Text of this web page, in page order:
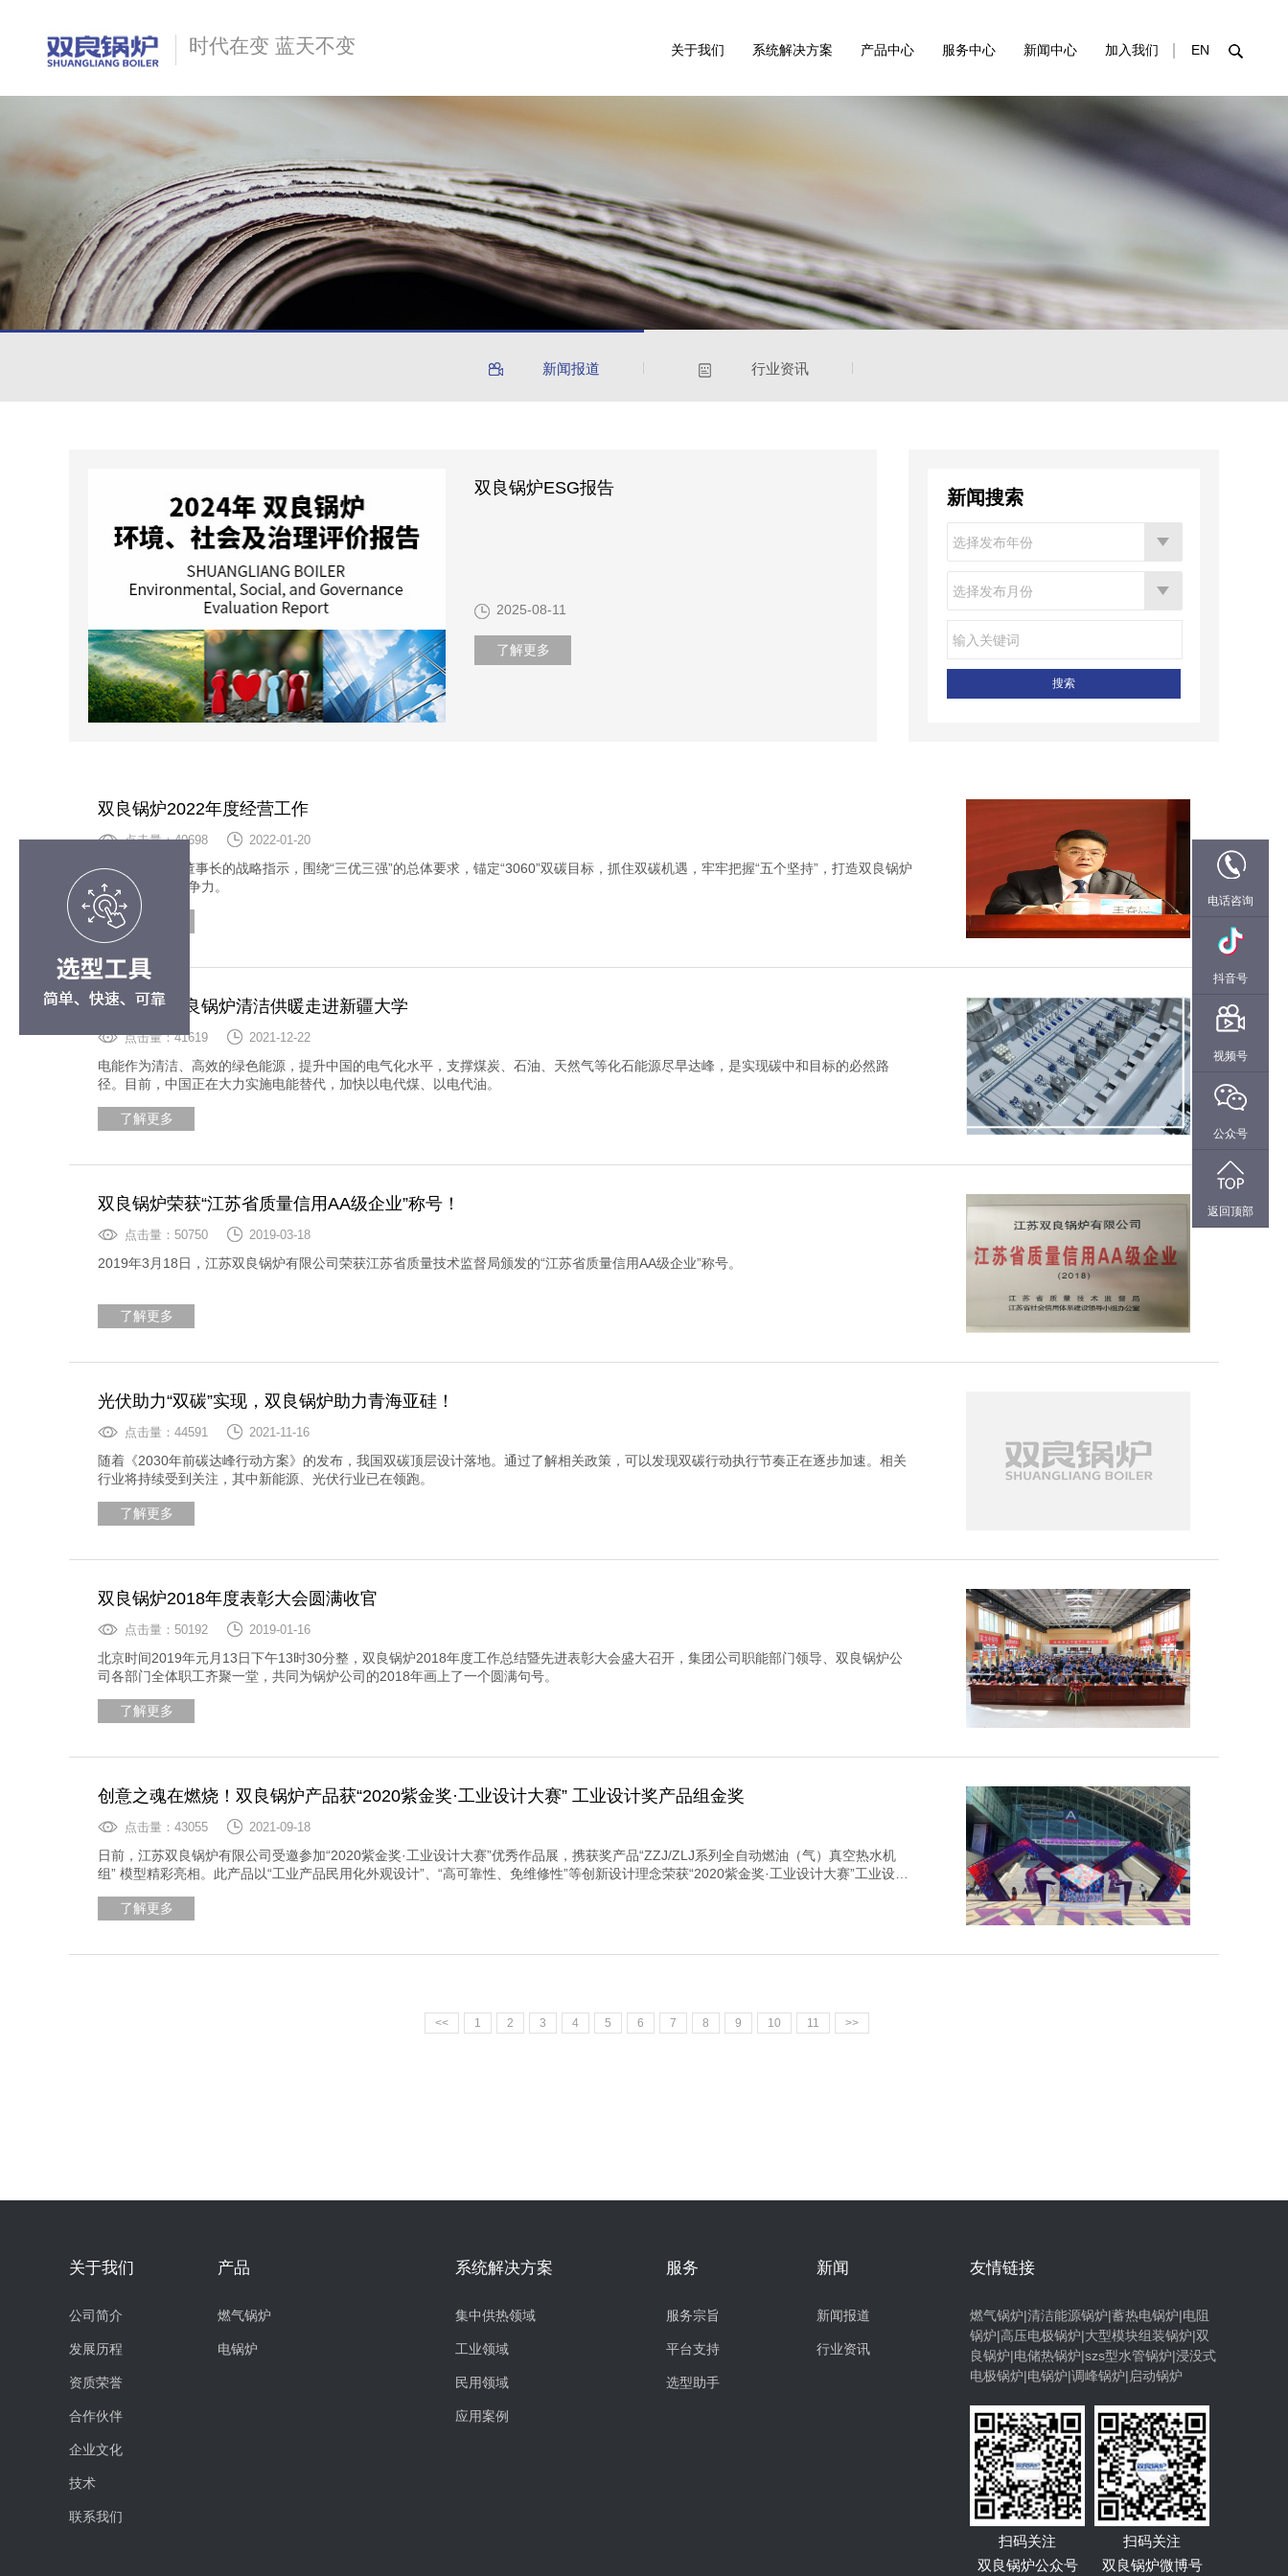
时代在变 蓝天不变 EN
关于我们 系统解决方案 产品中心 服务中心 新闻中心 加入我们
新闻报道 行业资讯
双良锅炉ESG报告
2025-08-11
了解更多
新闻搜索
搜索
双良锅炉2022年度经营工作
点击量：40698 2022-01-20
2022年，按照董事长的战略指示，围绕“三优三强”的总体要求，锚定“3060”双碳目标，抓住双碳机遇，牢牢把握“五个坚持”，打造双良锅炉
的“双碳”核心竞争力。
了解更多
创新技术双良锅炉清洁供暖走进新疆大学
点击量：41619 2021-12-22
电能作为清洁、高效的绿色能源，提升中国的电气化水平，支撑煤炭、石油、天然气等化石能源尽早达峰，是实现碳中和目标的必然路
径。目前，中国正在大力实施电能替代，加快以电代煤、以电代油。
了解更多
双良锅炉荣获“江苏省质量信用AA级企业”称号！
点击量：50750 2019-03-18
2019年3月18日，江苏双良锅炉有限公司荣获江苏省质量技术监督局颁发的“江苏省质量信用AA级企业”称号。
了解更多
光伏助力“双碳”实现，双良锅炉助力青海亚硅！
点击量：44591 2021-11-16
随着《2030年前碳达峰行动方案》的发布，我国双碳顶层设计落地。通过了解相关政策，可以发现双碳行动执行节奏正在逐步加速。相关
行业将持续受到关注，其中新能源、光伏行业已在领跑。
了解更多
双良锅炉2018年度表彰大会圆满收官
点击量：50192 2019-01-16
北京时间2019年元月13日下午13时30分整，双良锅炉2018年度工作总结暨先进表彰大会盛大召开，集团公司职能部门领导、双良锅炉公
司各部门全体职工齐聚一堂，共同为锅炉公司的2018年画上了一个圆满句号。
了解更多
创意之魂在燃烧！双良锅炉产品获“2020紫金奖·工业设计大赛” 工业设计奖产品组金奖
点击量：43055 2021-09-18
日前，江苏双良锅炉有限公司受邀参加“2020紫金奖·工业设计大赛”优秀作品展，携获奖产品“ZZJ/ZLJ系列全自动燃油（气）真空热水机
组” 模型精彩亮相。此产品以“工业产品民用化外观设计”、“高可靠性、免维修性”等创新设计理念荣获“2020紫金奖·工业设计大赛”工业设计
了解更多
<< 1 2 3 4 5 6 7 8 9 10 11 >>
关于我们
公司简介
发展历程
资质荣誉
合作伙伴
企业文化
技术
联系我们
产品
燃气锅炉
电锅炉
系统解决方案
集中供热领域
工业领域
民用领域
应用案例
服务
服务宗旨
平台支持
选型助手
新闻
新闻报道
行业资讯
友情链接
燃气锅炉|清洁能源锅炉|蓄热电锅炉|电阻
锅炉|高压电极锅炉|大型模块组装锅炉|双
良锅炉|电储热锅炉|szs型水管锅炉|浸没式
电极锅炉|电锅炉|调峰锅炉|启动锅炉
扫码关注
双良锅炉公众号
扫码关注
双良锅炉微博号
电话咨询
抖音号
视频号
公众号
返回顶部